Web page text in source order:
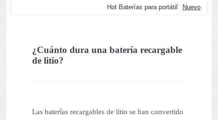
Hot Baterías para portátil Nuevo
¿Cuánto dura una batería recargable
de litio?
Las baterías recargables de litio se han convertido